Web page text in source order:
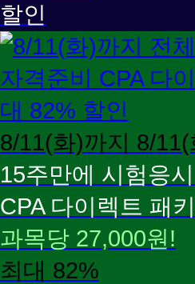
할인
CPA
8/11(화)까지 8/11(
15주만에 시험응
CPA 다이렉트 패
과목당 27,000원!
최대 82%